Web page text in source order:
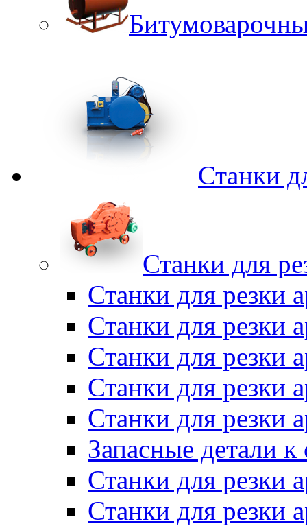
Станки
Станки для
Станки для резки
Станки для резки
Станки для резки
Станки для резки
Станки для резки
Запасные детали к
Станки для резки
Станки для резки